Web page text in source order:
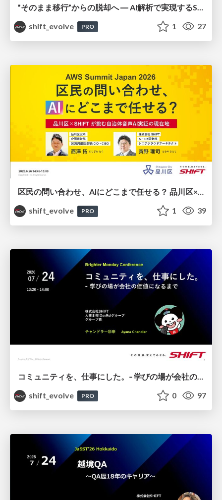
”そのまま移行”からの脱却へ ― AI解析で実現するSAP S/4HANA導入成功メソッド / 20260729 Akio Hane
shift_evolve
PRO 1 27
区民の問い合わせ、AIにどこまで任せる？ 品川区×SHIFTが挑む自治体音声AI実証の現在地 / 20260626 Taku Nishizawa and Satoshi Torano
shift_evolve
PRO 1 39
コミュニティを、仕事にした。‐ 学びの場が会社の価値になるまで / 20260724 Ayana Chandler
shift_evolve
PRO 0 97